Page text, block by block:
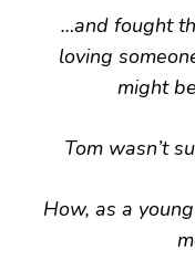
…and fought
loving
might
Tom wasn’t
How, as a